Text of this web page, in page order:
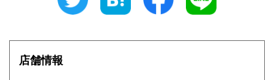
青森県
岩手県 宮城県
秋田県
店舗情報